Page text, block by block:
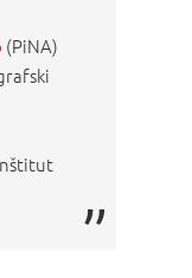
(PiNA)